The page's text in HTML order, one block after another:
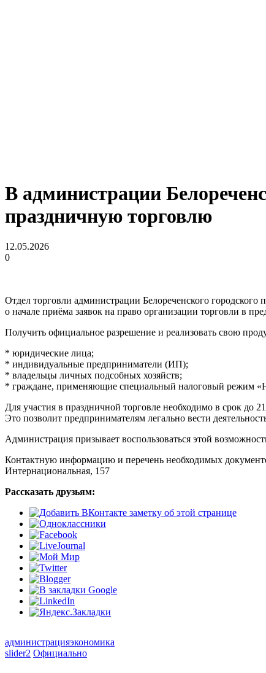
В администрации
праздничную торговлю
12.05.2026
0
Отдел торговли администрации Белореченского
о начале приёма заявок на право организации торговли в
Получить официальное разрешение и реализовать свою
* юридические лица;
* индивидуальные предприниматели (ИП);
* владельцы личных подсобных хозяйств;
* граждане, применяющие специальный налоговый режим
Для участия в праздничной торговле необходимо в срок до
Это позволит предпринимателям легально вести
Администрация призывает воспользоваться этой
Контактную информацию и перечень необходимых
Интернациональная, 157
Рассказать друзьям:
администрацияэкономика
slider2 Официально